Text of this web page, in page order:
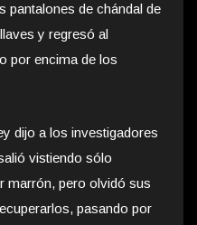
pantalones de chándal de
y regresó al
por encima de los
dijo a los investigadores
vistiendo sólo
marrón, pero olvidó sus
pasando por